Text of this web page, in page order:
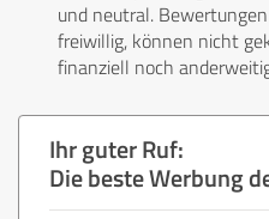
und neutral.
freiwillig, können nicht
finanziell noch
Ihr guter Ruf:
Die beste Werbung